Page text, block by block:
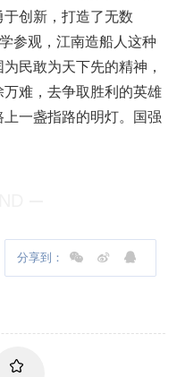
创新，打造了无数
参观，江南造船人这种
民敢为天下先的精神，
难，去争取胜利的英雄
一盏指路的明灯。国强
分享到：